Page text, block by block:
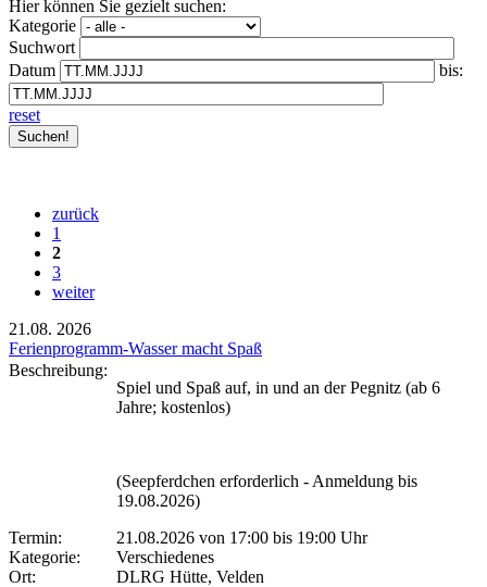
Hier können Sie gezielt suchen:
Kategorie
Suchwort
Datum
bis:
reset
zurück
1
2
3
weiter
21.08. 2026
Ferienprogramm-Wasser macht Spaß
Beschreibung:
Spiel und Spaß auf, in und an der Pegnitz (ab 6
Jahre; kostenlos)
(Seepferdchen erforderlich - Anmeldung bis
19.08.2026)
Termin:
21.08.2026 von 17:00 bis 19:00 Uhr
Kategorie:
Verschiedenes
Ort:
DLRG Hütte, Velden